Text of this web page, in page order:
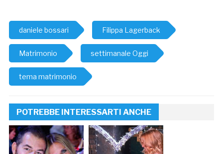
daniele bossari Filippa Lagerback
Matrimonio settimanale Oggi
tema matrimonio
POTREBBE INTERESSARTI ANCHE